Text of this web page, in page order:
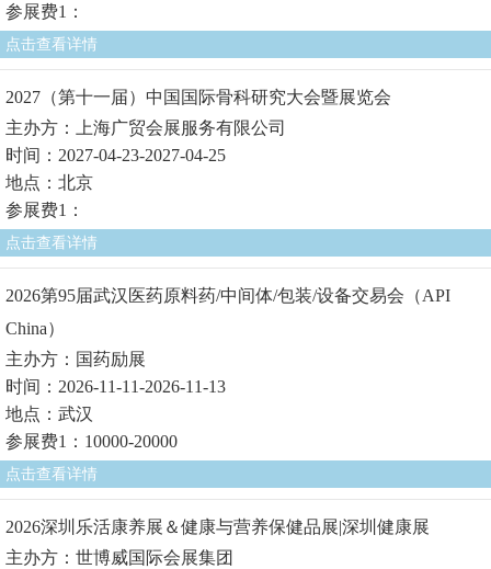
参展费1：
点击查看详情
2027（第十一届）中国国际骨科研究大会暨展览会
主办方：上海广贸会展服务有限公司
时间：2027-04-23-2027-04-25
地点：北京
参展费1：
点击查看详情
2026第95届武汉医药原料药/中间体/包装/设备交易会（API
China）
主办方：国药励展
时间：2026-11-11-2026-11-13
地点：武汉
参展费1：10000-20000
点击查看详情
2026深圳乐活康养展＆健康与营养保健品展|深圳健康展
主办方：世博威国际会展集团